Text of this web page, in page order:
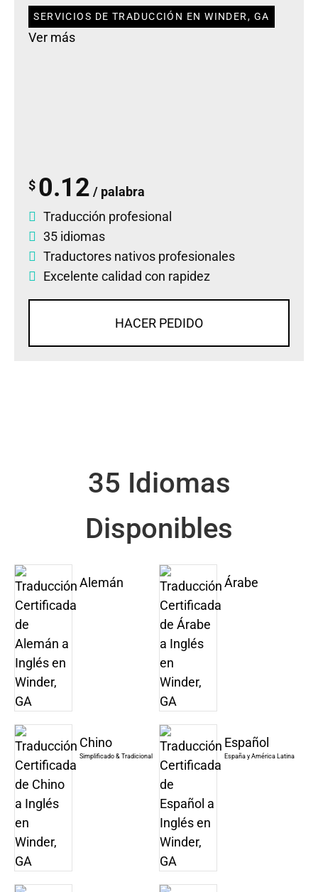
SERVICIOS DE TRADUCCIÓN EN WINDER, GA
Ver más
$ 0.12 / palabra
Traducción profesional
35 idiomas
Traductores nativos profesionales
Excelente calidad con rapidez
HACER PEDIDO
35 Idiomas
Disponibles
Alemán Árabe
Chino
Simplificado & Tradicional
Español
España y América Latina